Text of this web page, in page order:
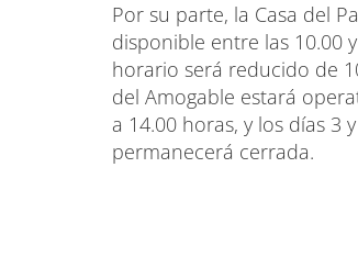
Por su parte, la Casa del
disponible entre las 10.00
horario será reducido de
del Amogable estará
a 14.00 horas, y los días 3
permanecerá cerrada.